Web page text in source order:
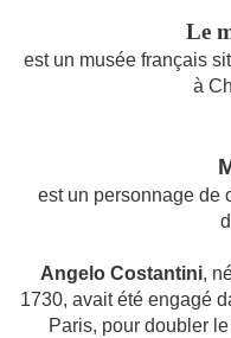
Le
est un musée français
à
est un personnage de
Angelo Costantini,
1730, avait été engagé
Paris, pour doubler